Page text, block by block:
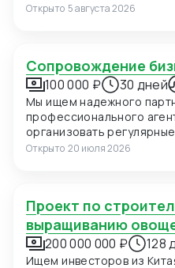
Открыто 5 августа 2026
Сопровождение
100 000 ₽ 30 дней
Мы ищем надежного
профессионального
организовать
продукции и фурнитуры в Китае. В
мы планируем приехать
и поиск подходящих фабрик. Конкретно
интересуют позиции: 1.
мужских костюмов с
логотипа
Открыто 20 июля 2026
Проект по строительству теплиц и
выращиванию
200 000 000 ₽ 128
Ищем инвесторов из